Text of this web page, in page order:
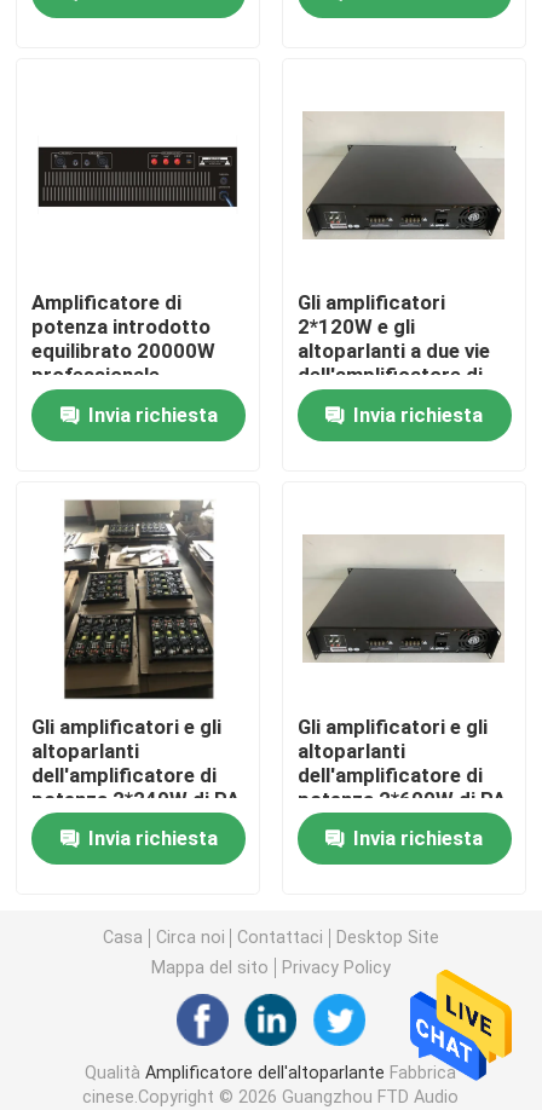
Video
Giro della fabbrica
Contattici
Notizie
Amplificatore dell'altoparlante
Altoparlanti dell'altoparlante
Amplificatore di potenza della classe D
Audio amplificatore della matrice
Linea altoparlante della colonna di matrice
Sistema dell'evacuazione di voce
Audio lettore DVD
cambiamento
Amplificatore di
potenza introdotto
equilibrato 20000W
professionale
dell'amplificatore di
potenza 2000W di PA
Invia richiesta
Gli amplificatori
2*120W e gli
altoparlanti a due vie
dell'amplificatore di
potenza di PA
alimentano
l'amplificatore di
Invia richiesta
Gli amplificatori e gli
altoparlanti
dell'amplificatore di
potenza 2*240W di PA
alimentano
l'amplificatore di
potenza 20000W
Invia richiesta
Gli amplificatori e gli
altoparlanti
dell'amplificatore di
potenza 2*600W di PA
alimentano
l'amplificatore di
potenza 20000W
Invia richiesta
Casa Circa noi Contattaci
Desktop Site
Mappa del sito
Privacy Policy
QualitàAmplificatore dell'altoparlante Fabbrica
cinese.Copyright © 2026 Guangzhou FTD Audio